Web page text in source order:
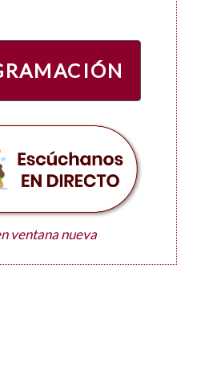
ventana nueva